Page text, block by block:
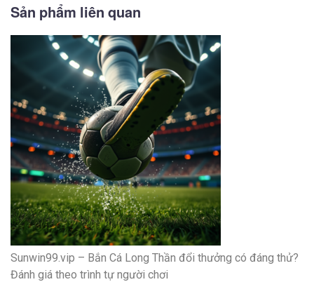
Sản phẩm liên quan
Sunwin99.vip – Bắn Cá Long Thần đổi thưởng có đáng thử?
Đánh giá theo trình tự người chơi